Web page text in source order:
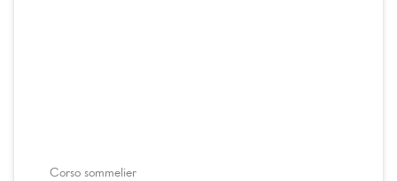
Corso sommelier